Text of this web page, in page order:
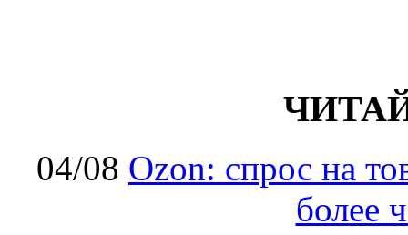
04/08 Ozon: спрос на
более